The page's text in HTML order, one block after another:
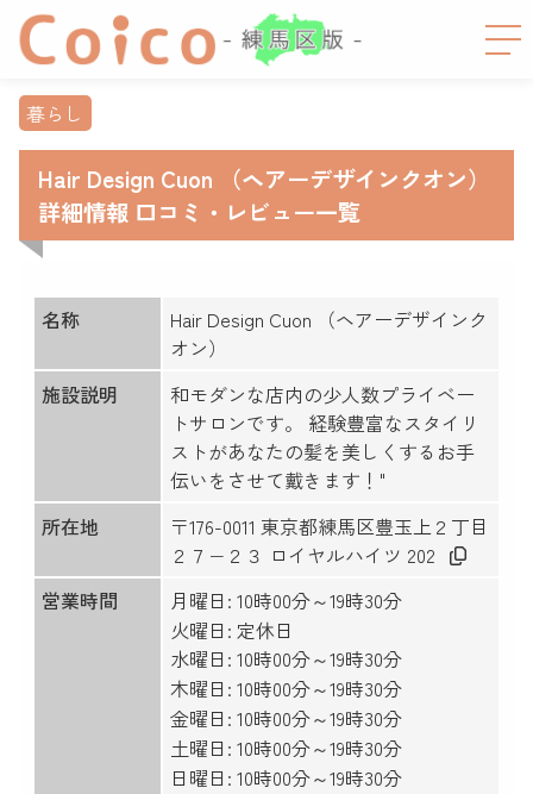
暮らし
Hair Design Cuon （ヘアーデザインクオン）
詳細情報 口コミ・レビュー一覧
名称
Hair Design Cuon （ヘアーデザインク
オン）
施設説明
和モダンな店内の少人数プライベー
トサロンです。 経験豊富なスタイリ
ストがあなたの髪を美しくするお手
伝いをさせて戴きます！"
所在地
〒176-0011 東京都練馬区豊玉上２丁目
２７−２３ ロイヤルハイツ 202
営業時間
月曜日: 10時00分～19時30分
火曜日: 定休日
水曜日: 10時00分～19時30分
木曜日: 10時00分～19時30分
金曜日: 10時00分～19時30分
土曜日: 10時00分～19時30分
日曜日: 10時00分～19時30分